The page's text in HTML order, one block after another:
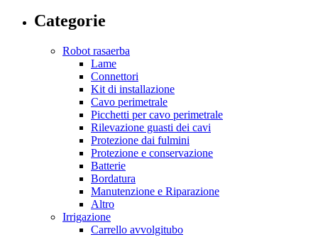
Categorie
Robot rasaerba
Lame
Connettori
Kit di installazione
Cavo perimetrale
Picchetti per cavo perimetrale
Rilevazione guasti dei cavi
Protezione dai fulmini
Protezione e conservazione
Batterie
Bordatura
Manutenzione e Riparazione
Altro
Irrigazione
Carrello avvolgitubo